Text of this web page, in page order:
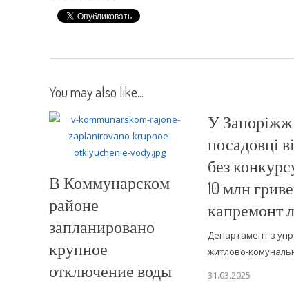
You may also like...
В Коммунарском
районе
запланировано
крупное
отключение воды
У
посадовці
без
10 млн
капремонт
Департамент з
житлово-
31.03.2025